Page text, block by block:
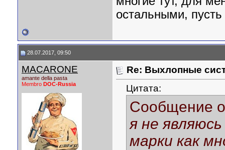
остальными, пусть
28.07.2017, 09:50
MACARONE
amante della pasta
Membro DOC-Russia
Re: Выхлопные
Цитата:
Сообщение
я не
марки как